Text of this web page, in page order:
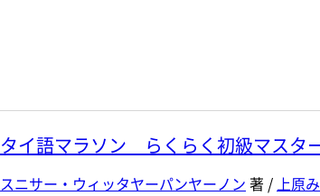
タイ語マラソン らくらく初級マスタ
スニサー・ウィッタヤーパンヤーノン 著 / 上原